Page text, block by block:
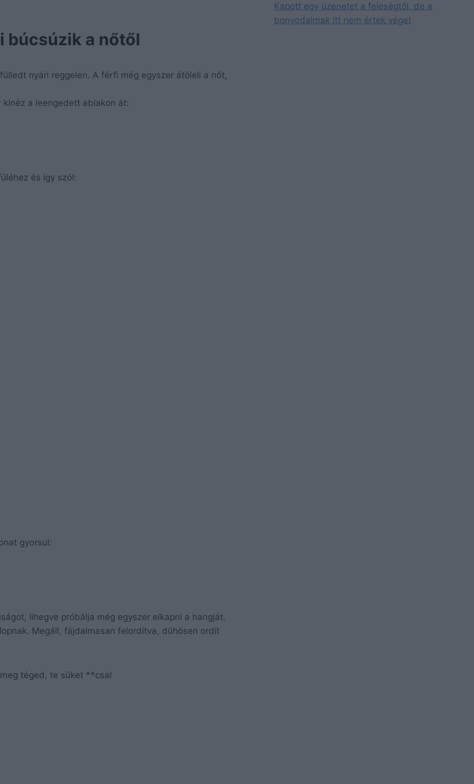
búcsúzik a nőtől
nyári reggelen. A férfi még egyszer átöleli a nőt,
a leengedett ablakon át:
és így szól:
gyorsul:
lihegve próbálja még egyszer elkapni a hangját.
Megáll, fájdalmasan felordítva, dühösen ordít
téged, te süket **csa!
Kapott egy üzenetet a feleségtől, de a
bonyodalmak itt nem értek véget